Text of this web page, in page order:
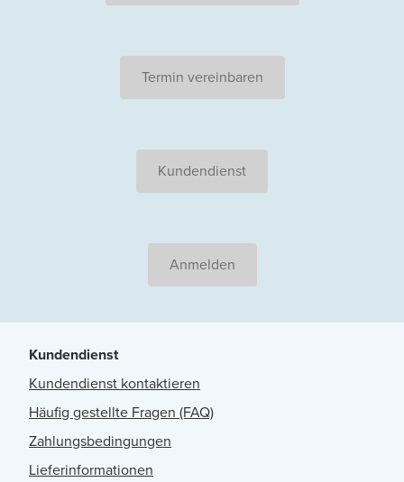
Termin vereinbaren
Kundendienst
Anmelden
Kundendienst
Kundendienst kontaktieren
Häufig gestellte Fragen (FAQ)
Zahlungsbedingungen
Lieferinformationen